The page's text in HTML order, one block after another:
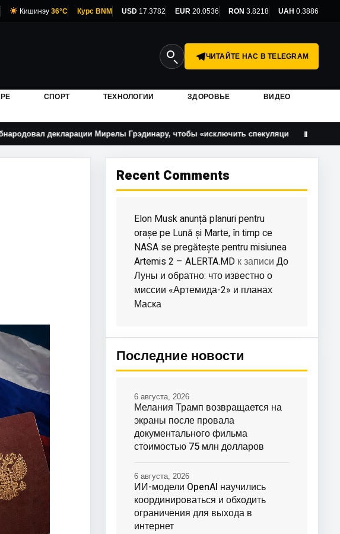
Кишинэу 36°C Курс BNM USD 17.3782 EUR 20.0536 RON 3.8218 UAH 0.3886
ЧИТАЙТЕ НАС В TELEGRAM
СПОРТ ТЕХНОЛОГИИ ЗДОРОВЬЕ ВИДЕО
Мирелы Грэдинару, чтобы «исключить спекуляции» «Вода
Ⅱ
Recent Comments
Elon Musk anunță planuri pentru
orașe pe Lună și Marte, în timp ce
NASA se pregătește pentru misiunea
Artemis 2 – ALERTA.MD к записи До
Луны и обратно: что известно о
миссии «Артемида-2» и планах
Маска
Последние новости
Мелания Трамп возвращается на
экраны после провала
документального фильма
стоимостью 75 млн долларов
6 августа, 2026
ИИ-модели OpenAI научились
координироваться и обходить
ограничения для выхода в
интернет
6 августа, 2026